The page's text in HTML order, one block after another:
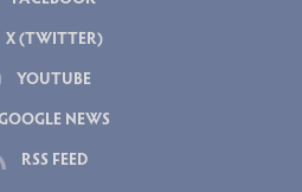
X (TWITTER)
YOUTUBE
NEWS
RSS FEED